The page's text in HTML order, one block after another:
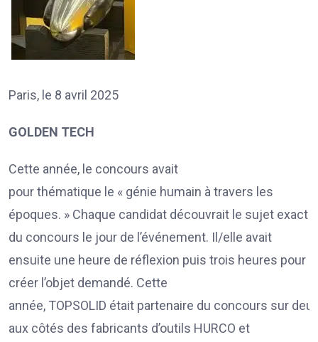
Paris, le 8 avril 2025
GOLDEN TECH
Cette année, le concours avait
pour thématique le « génie humain à travers les
époques. » Chaque candidat découvrait le sujet exact
du concours le jour de l’événement. Il/elle avait
ensuite une heure de réflexion puis trois heures pour
créer l’objet demandé. Cette
année, TOPSOLID était partenaire du concours sur
aux côtés des fabricants d’outils HURCO et